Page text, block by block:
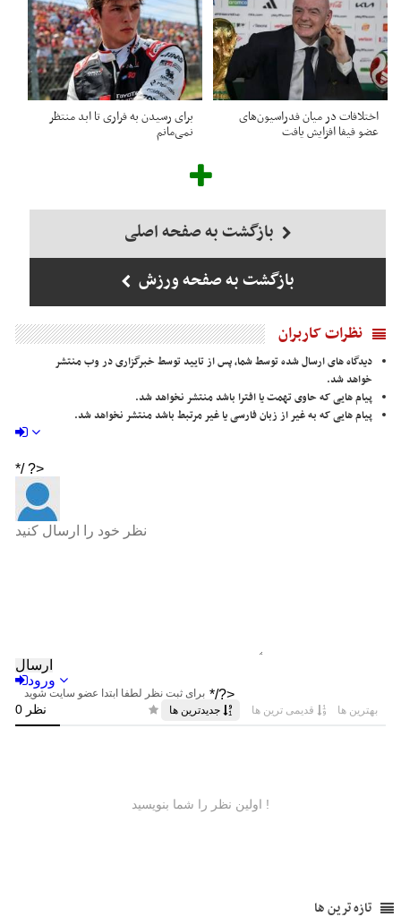
اختلافات در میان فدراسیون‌های
عضو فیفا افزایش یافت
برای رسیدن به فراری تا ابد منتظر
نمی‌مانم
بازگشت به صفحه اصلی
بازگشت به صفحه ورزش
نظرات کاربران
دیدگاه های ارسال شده توسط شما، پس از تایید توسط خبرگزاری در وب منتشر
خواهد شد.
پیام هایی که حاوی تهمت یا افترا باشد منتشر نخواهد شد.
پیام هایی که به غیر از زبان فارسی یا غیر مرتبط باشد منتشر نخواهد شد.
تازه ترین ها